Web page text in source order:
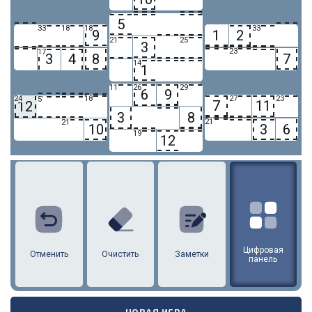
33 18 189
173 4 8
5
21 3 25
141
1 2 33
23 7
24 18
12 5
21 10
11 266 9 29
3 8
19 12
7 27 11 23
21 3 6
12
Отменить Очистить Заметки
Цифровая
панель